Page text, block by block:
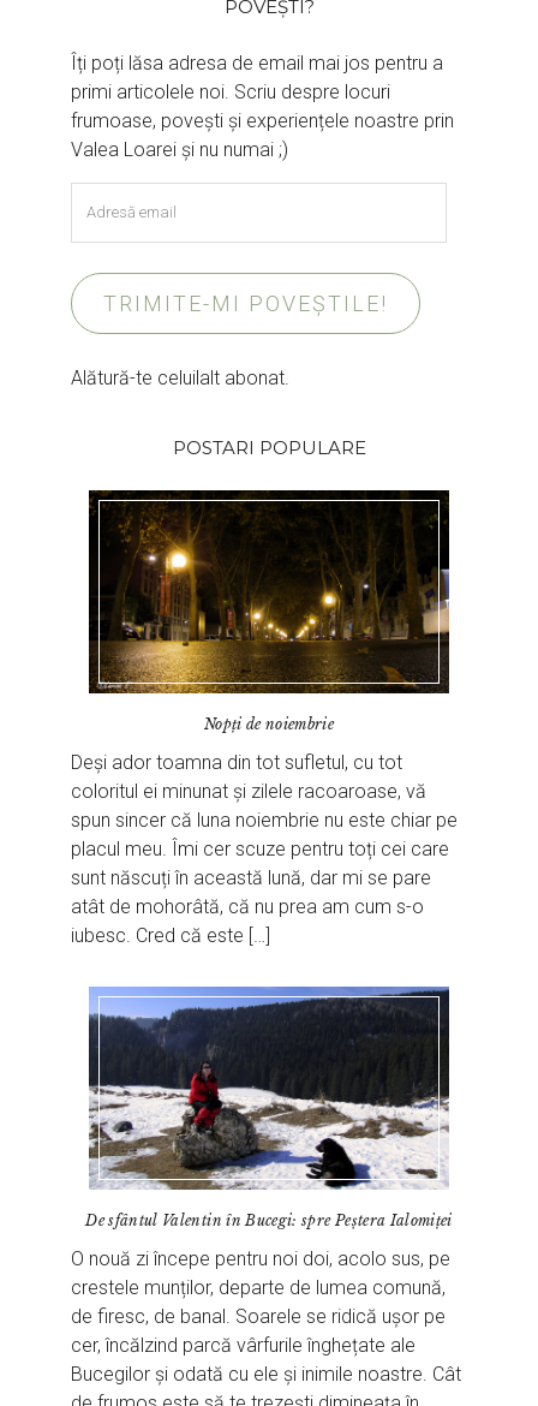
POVEȘTI?
Îți poți lăsa adresa de email mai jos pentru a
primi articolele noi. Scriu despre locuri
frumoase, povești și experiențele noastre prin
Valea Loarei și nu numai ;)
email
TRIMITE-MI POVEȘTILE!
Alătură-te celuilalt abonat.
POSTARI POPULARE
Nopți de noiembrie
Deși ador toamna din tot sufletul, cu tot
coloritul ei minunat și zilele racoaroase, vă
spun sincer că luna noiembrie nu este chiar pe
placul meu. Îmi cer scuze pentru toți cei care
sunt născuți în această lună, dar mi se pare
atât de mohorâtă, că nu prea am cum s-o
iubesc. Cred că este […]
De sfântul Valentin în Bucegi: spre Peștera Ialomiței
O nouă zi începe pentru noi doi, acolo sus, pe
crestele munților, departe de lumea comună,
de firesc, de banal. Soarele se ridică ușor pe
cer, încălzind parcă vârfurile înghețate ale
Bucegilor și odată cu ele și inimile noastre. Cât